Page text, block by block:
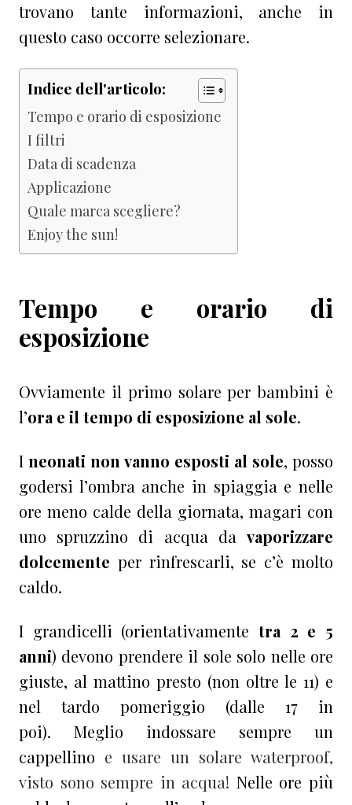
trovano tante informazioni, anche in
questo caso occorre selezionare.
Indice dell'articolo:
Tempo e orario di esposizione
I filtri
Data di scadenza
Applicazione
Quale marca scegliere?
Enjoy the sun!
Tempo e orario di
esposizione
Ovviamente il primo solare per bambini è
l’ora e il tempo di esposizione al sole.
I neonati non vanno esposti al sole, posso
godersi l’ombra anche in spiaggia e nelle
ore meno calde della giornata, magari con
uno spruzzino di acqua da vaporizzare
dolcemente per rinfrescarli, se c’è molto
caldo.
I grandicelli (orientativamente tra 2 e 5
anni) devono prendere il sole solo nelle ore
giuste, al mattino presto (non oltre le 11) e
nel tardo pomeriggio (dalle 17 in
poi). Meglio indossare sempre un
cappellino e usare un solare waterproof,
visto sono sempre in acqua! Nelle ore più